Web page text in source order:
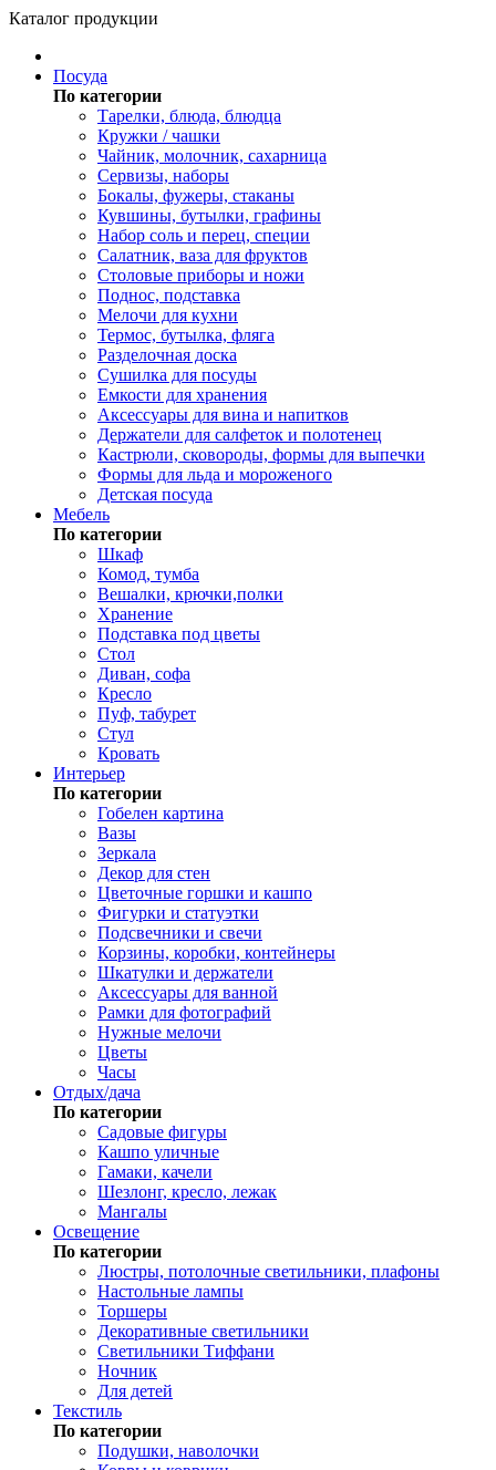
Каталог продукции
Посуда
По категории
Тарелки, блюда, блюдца
Кружки / чашки
Чайник, молочник, сахарница
Сервизы, наборы
Бокалы, фужеры, стаканы
Кувшины, бутылки, графины
Набор соль и перец, специи
Салатник, ваза для фруктов
Столовые приборы и ножи
Поднос, подставка
Мелочи для кухни
Термос, бутылка, фляга
Разделочная доска
Сушилка для посуды
Емкости для хранения
Аксессуары для вина и напитков
Держатели для салфеток и полотенец
Кастрюли, сковороды, формы для выпечки
Формы для льда и мороженого
Детская посуда
Мебель
По категории
Шкаф
Комод, тумба
Вешалки, крючки,полки
Хранение
Подставка под цветы
Стол
Диван, софа
Кресло
Пуф, табурет
Стул
Кровать
Интерьер
По категории
Гобелен картина
Вазы
Зеркала
Декор для стен
Цветочные горшки и кашпо
Фигурки и статуэтки
Подсвечники и свечи
Корзины, коробки, контейнеры
Шкатулки и держатели
Аксессуары для ванной
Рамки для фотографий
Нужные мелочи
Цветы
Часы
Отдых/дача
По категории
Садовые фигуры
Кашпо уличные
Гамаки, качели
Шезлонг, кресло, лежак
Мангалы
Освещение
По категории
Люстры, потолочные светильники, плафоны
Настольные лампы
Торшеры
Декоративные светильники
Светильники Тиффани
Ночник
Для детей
Текстиль
По категории
Подушки, наволочки